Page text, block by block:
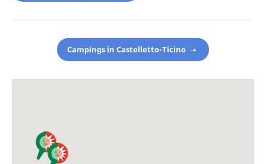
Campings in Castelletto-Ticino